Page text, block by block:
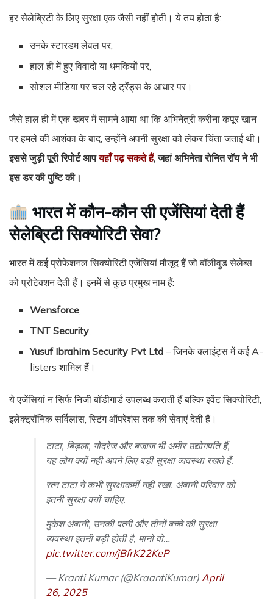
हर सेलेब्रिटी के लिए सुरक्षा एक जैसी नहीं होती। ये तय होता है:
उनके स्टारडम लेवल पर,
हाल ही में हुए विवादों या धमकियों पर,
सोशल मीडिया पर चल रहे ट्रेंड्स के आधार पर।
जैसे हाल ही में एक खबर में सामने आया था कि अभिनेत्री करीना कपूर खान
पर हमले की आशंका के बाद, उन्होंने अपनी सुरक्षा को लेकर चिंता जताई थी।
इससे जुड़ी पूरी रिपोर्ट आप यहाँ पढ़ सकते हैं, जहां अभिनेता रोनित रॉय ने भी
इस डर की पुष्टि की।
भारत में कौन-कौन सी एजेंसियां देती हैं
सेलेब्रिटी सिक्योरिटी सेवा?
भारत में कई प्रोफेशनल सिक्योरिटी एजेंसियां मौजूद हैं जो बॉलीवुड सेलेब्स
को प्रोटेक्शन देती हैं। इनमें से कुछ प्रमुख नाम हैं:
Wensforce,
TNT Security,
Yusuf Ibrahim Security Pvt Ltd – जिनके क्लाइंट्स में कई A-
listers शामिल हैं।
ये एजेंसियां न सिर्फ निजी बॉडीगार्ड उपलब्ध कराती हैं बल्कि इवेंट सिक्योरिटी,
इलेक्ट्रॉनिक सर्विलांस, स्टिंग ऑपरेशंस तक की सेवाएं देती हैं।
टाटा, बिड़ला, गोदरेज और बजाज भी अमीर उद्योगपति हैं,
यह लोग क्यों नही अपने लिए बड़ी सुरक्षा व्यवस्था रखते हैं.
रत्न टाटा ने कभी सुरक्षाकर्मी नही रखा. अंबानी परिवार को
इतनी सुरक्षा क्यों चाहिए.
मुकेश अंबानी, उनकी पत्नी और तीनों बच्चे की सुरक्षा
व्यवस्था इतनी बड़ी होती है, मानो वो…
pic.twitter.com/jBfrK22KeP
— Kranti Kumar (@KraantiKumar) April
26, 2025